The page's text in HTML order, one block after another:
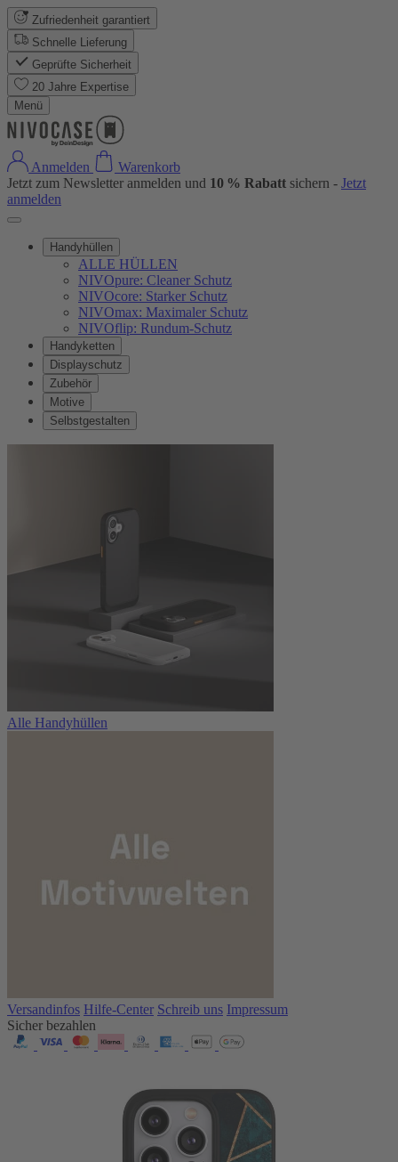
Zufriedenheit garantiert
Schnelle Lieferung
Geprüfte Sicherheit
20 Jahre Expertise
Menü
Anmelden
Warenkorb
Jetzt zum Newsletter anmelden und 10 % Rabatt sichern - Jetzt
anmelden
Handyhüllen
ALLE HÜLLEN
NIVOpure: Cleaner Schutz
NIVOcore: Starker Schutz
NIVOmax: Maximaler Schutz
NIVOflip: Rundum-Schutz
Handyketten
Displayschutz
Zubehör
Motive
Selbstgestalten
Alle Handyhüllen
Versandinfos Hilfe-Center Schreib uns Impressum
Sicher bezahlen